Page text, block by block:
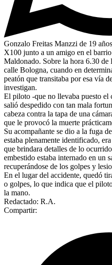
Gonzalo Freitas Manzzi de 19
X100 junto a un amigo en el
Maldonado. Sobre la hora 6.30 de
calle Bologna, cuando en
peatón que transitaba por esa vía
investigan.
El piloto -que no llevaba puesto el
salió despedido con tan mala
cabeza contra la tapa de una
que le provocó la muerte
Su acompañante se dio a la fuga
estaba plenamente identificado,
que brindara detalles de lo
embestido estaba internado en un
recuperándose de los golpes y
En el lugar del accidente, quedó
o golpes, lo que indica que el
la mano.
Redactado: R.A.
Compartir: